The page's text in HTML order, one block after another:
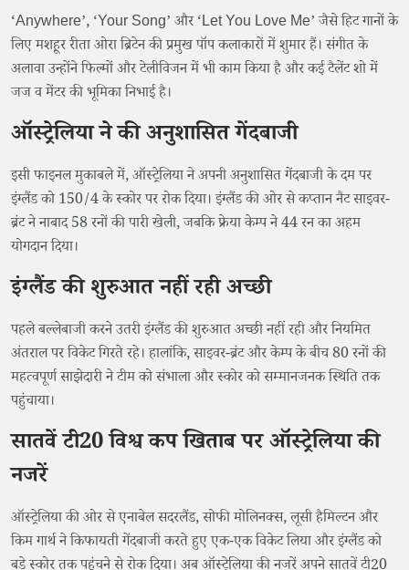
‘Anywhere’, ‘Your Song’ और ‘Let You Love Me’ जैसे हिट गानों के
लिए मशहूर रीता ओरा ब्रिटेन की प्रमुख पॉप कलाकारों में शुमार हैं। संगीत के
अलावा उन्होंने फिल्मों और टेलीविजन में भी काम किया है और कई टैलेंट शो में
जज व मेंटर की भूमिका निभाई है।
ऑस्ट्रेलिया ने की अनुशासित गेंदबाजी
इसी फाइनल मुकाबले में, ऑस्ट्रेलिया ने अपनी अनुशासित गेंदबाजी के दम पर
इंग्लैंड को 150/4 के स्कोर पर रोक दिया। इंग्लैंड की ओर से कप्तान नैट साइवर-
ब्रंट ने नाबाद 58 रनों की पारी खेली, जबकि फ्रेया केम्प ने 44 रन का अहम
योगदान दिया।
इंग्लैंड की शुरुआत नहीं रही अच्छी
पहले बल्लेबाजी करने उतरी इंग्लैंड की शुरुआत अच्छी नहीं रही और नियमित
अंतराल पर विकेट गिरते रहे। हालांकि, साइवर-ब्रंट और केम्प के बीच 80 रनों की
महत्वपूर्ण साझेदारी ने टीम को संभाला और स्कोर को सम्मानजनक स्थिति तक
पहुंचाया।
सातवें टी20 विश्व कप खिताब पर ऑस्ट्रेलिया की
नजरें
ऑस्ट्रेलिया की ओर से एनाबेल सदरलैंड, सोफी मोलिनक्स, लूसी हैमिल्टन और
किम गार्थ ने किफायती गेंदबाजी करते हुए एक-एक विकेट लिया और इंग्लैंड को